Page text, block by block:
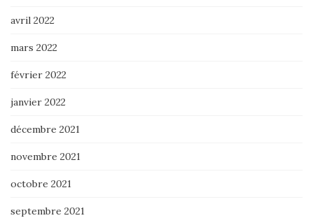
avril 2022
mars 2022
février 2022
janvier 2022
décembre 2021
novembre 2021
octobre 2021
septembre 2021